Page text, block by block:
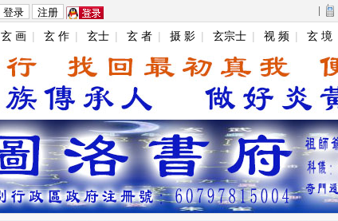
玄 画 | 玄 作 | 玄士 | 玄 者 | 摄 影 | 玄宗士 | 视 频 | 玄 境